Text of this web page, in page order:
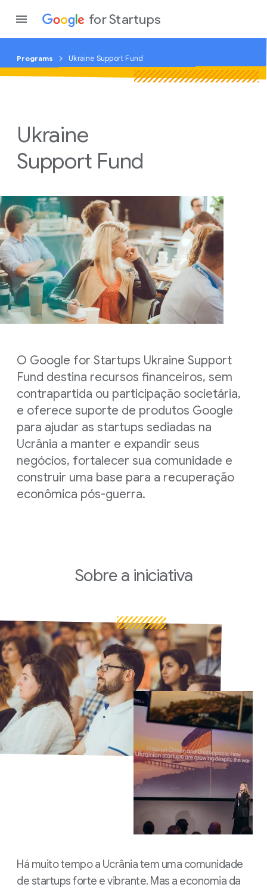
for Startups
Programs Ukraine Support Fund
O Google for Startups Ukraine Support
Fund destina recursos financeiros, sem
contrapartida ou participação societária,
e oferece suporte de produtos Google
para ajudar as startups sediadas na
Ucrânia a manter e expandir seus
negócios, fortalecer sua comunidade e
construir uma base para a recuperação
econômica pós-guerra.
Ukraine
Support Fund
Sobrea iniciativa
Há muito tempo a Ucrânia tem uma comunidade
de startups forte e vibrante. Mas a economia da